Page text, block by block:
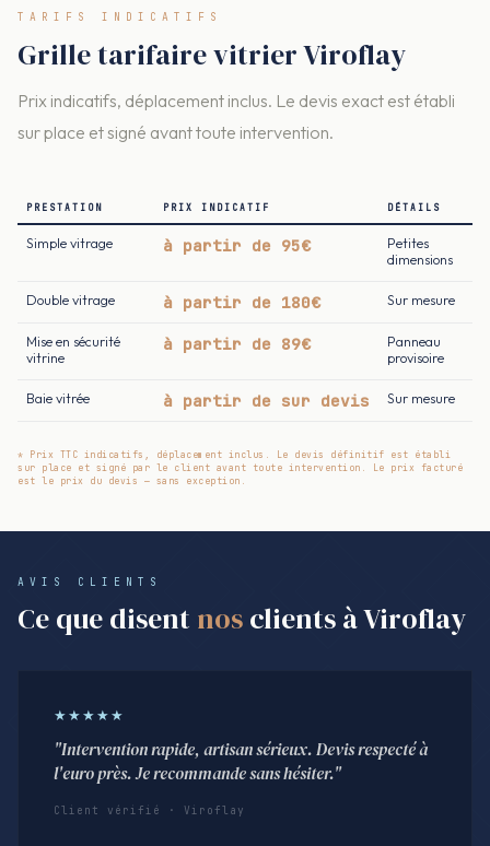
TARIFS INDICATIFS
Grille tarifaire vitrier Viroflay
Prix indicatifs, déplacement inclus. Le devis exact est établi
sur place et signé avant toute intervention.
PRESTATION PRIX INDICATIF DÉTAILS
Simple vitrage à partir de 95€
Petites
dimensions
Double vitrage à partir de 180€ Sur mesure
Mise en sécurité
vitrine
à partir de 89€
Panneau
provisoire
Baie vitrée à partir de sur devis Sur mesure
* Prix TTC indicatifs, déplacement inclus. Le devis définitif est établi
sur place et signé par le client avant toute intervention. Le prix facturé
est le prix du devis — sans exception.
AVIS CLIENTS
Ce que disent nosclients à Viroflay
★★★★★
"Intervention rapide, artisan sérieux. Devis respecté à
l'euro près. Je recommande sans hésiter."
Client vérifié · Viroflay